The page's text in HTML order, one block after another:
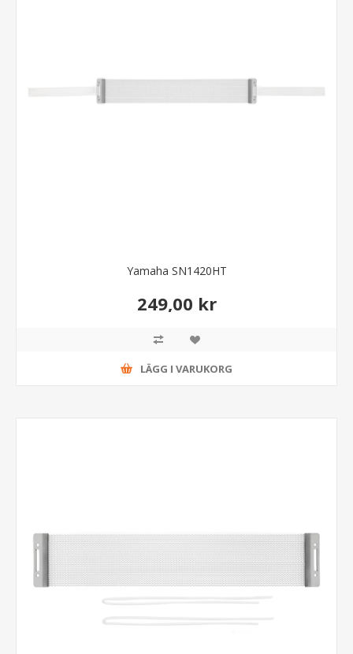
Yamaha SN1420HT
249,00 kr
LÄGG I VARUKORG